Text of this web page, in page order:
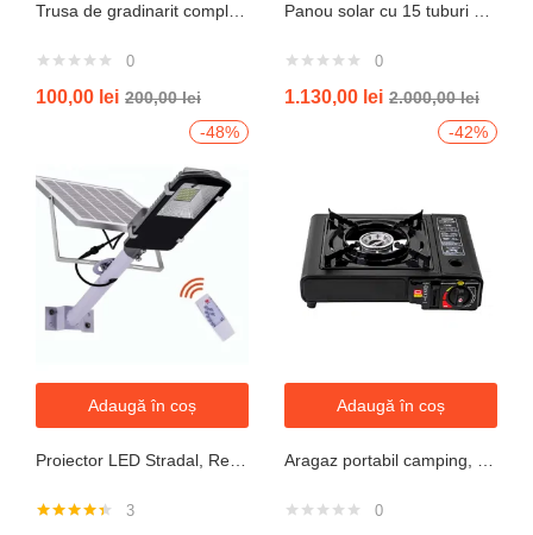
Trusa de gradinarit completa servieta, 14 piese
0
100,00 lei 200,00lei
Panou solar cu 15 tuburi vidate pentru preparare apa calda menajera cu rezervor nepresurizat 150 litri jrh
0
1.130,00 lei 2.000,00lei
-48%
Adaugă în coș
Proiector LED Stradal, Rezistent La Apa IP67, Cu Panou Solar, 100W, 220LED, Cu Telecomanda
3
-42%
Adaugă în coș
Aragaz portabil camping, aprindere automata, negru
0